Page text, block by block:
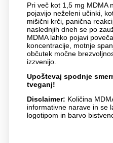
Pri več kot 1,5 mg MDMA
pojavijo neželeni učinki,
mišični krči, panična
naslednjih dneh se po
MDMA lahko pojavi
koncentracije, motnje
občutek močne
izzvenijo.
Upoštevaj spodnje
tveganj!
Disclaimer: Količina
informativne narave in se
logotipom in barvo